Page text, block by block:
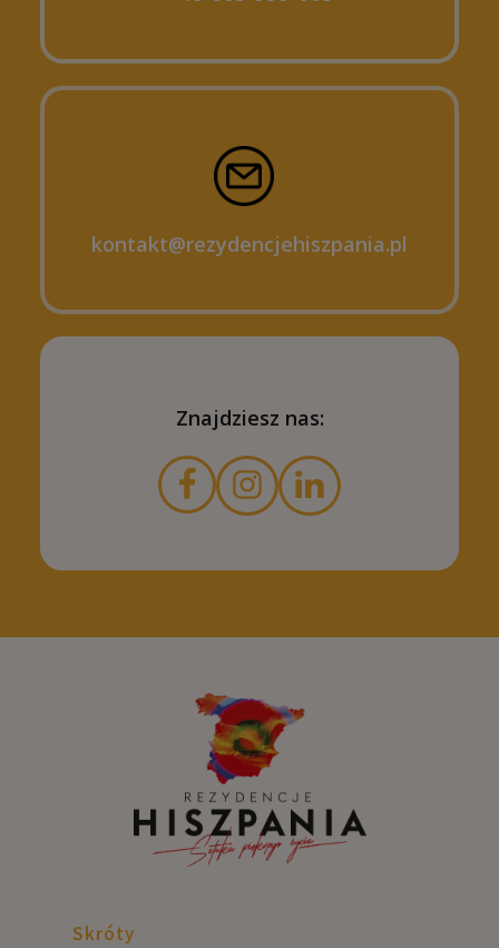
kontakt@rezydencjehiszpania.pl
Znajdziesz nas:
Skróty